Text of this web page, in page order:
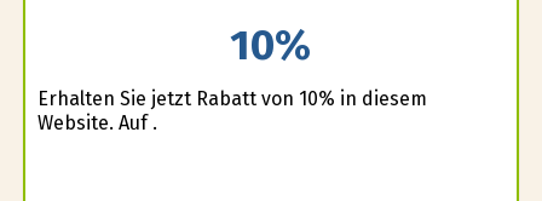
10%
Erhalten Sie jetzt Rabatt von 10% in diesem
Website. Auf .